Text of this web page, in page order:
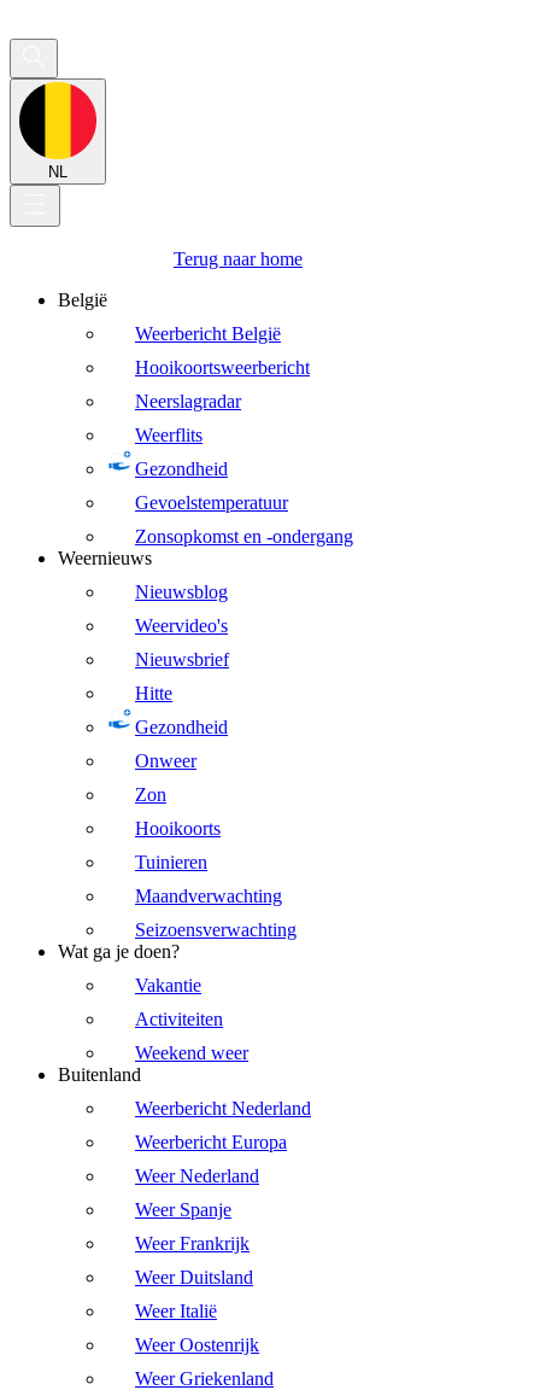
NL
Terug naar home
België
Weerbericht België
Hooikoortsweerbericht
Neerslagradar
Weerflits
Gezondheid
Gevoelstemperatuur
Zonsopkomst en -ondergang
Weernieuws
Nieuwsblog
Weervideo's
Nieuwsbrief
Hitte
Gezondheid
Onweer
Zon
Hooikoorts
Tuinieren
Maandverwachting
Seizoensverwachting
Wat ga je doen?
Vakantie
Activiteiten
Weekend weer
Buitenland
Weerbericht Nederland
Weerbericht Europa
Weer Nederland
Weer Spanje
Weer Frankrijk
Weer Duitsland
Weer Italië
Weer Oostenrijk
Weer Griekenland